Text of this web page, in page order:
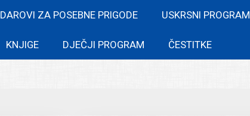
DAROVI ZA POSEBNE PRIGODE USKRSNI PROGRAM
KNJIGE DJEČJI PROGRAM ČESTITKE